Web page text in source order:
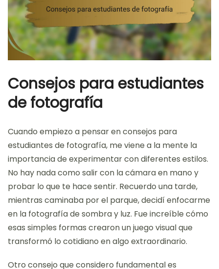
Consejos para estudiantes
de fotografía
Cuando empiezo a pensar en consejos para
estudiantes de fotografía, me viene a la mente la
importancia de experimentar con diferentes estilos.
No hay nada como salir con la cámara en mano y
probar lo que te hace sentir. Recuerdo una tarde,
mientras caminaba por el parque, decidí enfocarme
en la fotografía de sombra y luz. Fue increíble cómo
esas simples formas crearon un juego visual que
transformó lo cotidiano en algo extraordinario.
Otro consejo que considero fundamental es